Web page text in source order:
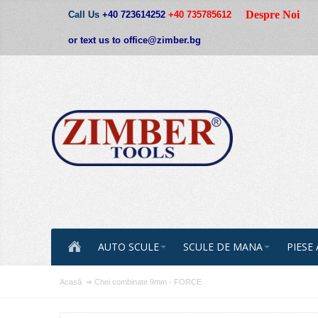
Call Us +40 723614252 +40 735785612
or text us to office@zimber.bg
Despre Noi
AUTO SCULE SCULE DE MANA
Acasă Chei combinate 9mm - FORCE